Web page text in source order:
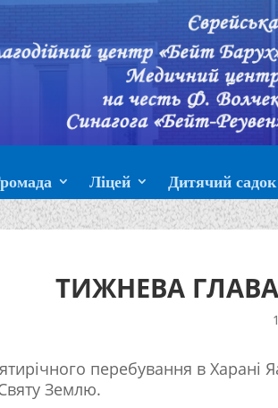
Ліцей Дитячий садок
ТИЖНЕВА
перебування в Харані
Землю.